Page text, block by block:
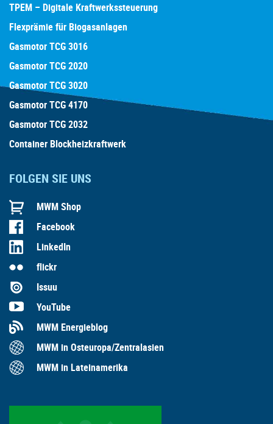
TPEM – Digitale Kraftwerkssteuerung
Flexprämie für Biogasanlagen
Gasmotor TCG 3016
Gasmotor TCG 2020
Gasmotor TCG 3020
Gasmotor TCG 4170
Gasmotor TCG 2032
Container Blockheizkraftwerk
FOLGEN SIE UNS
MWM Shop
Facebook
LinkedIn
flickr
Issuu
YouTube
MWM Energieblog
MWM in Osteuropa/Zentralasien
MWM in Lateinamerika